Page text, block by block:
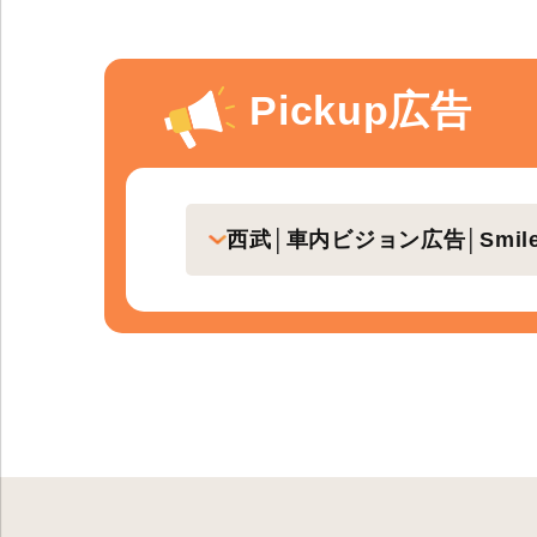
Pickup広告
西武│車内ビジョン広告